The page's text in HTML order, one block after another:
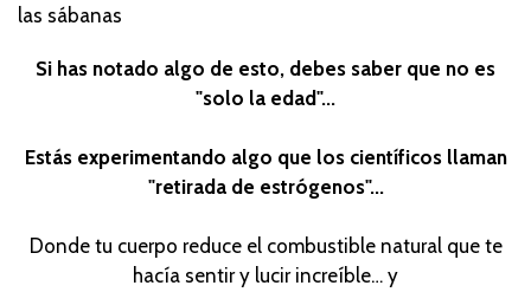
las sábanas
Si has notado algo de esto, debes saber que no es
"solo la edad"...
Estás experimentando algo que los científicos llaman
"retirada de estrógenos"...
Donde tu cuerpo reduce el combustible natural que te
hacía sentir y lucir increíble… y